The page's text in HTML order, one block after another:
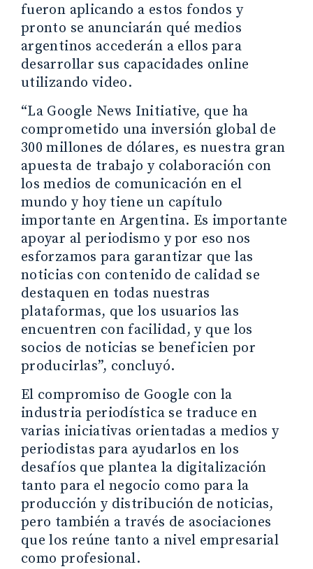
fueron aplicando a estos fondos y
pronto se anunciarán qué medios
argentinos accederán a ellos para
desarrollar sus capacidades online
utilizando video.
“La Google News Initiative, que ha
comprometido una inversión global de
300 millones de dólares, es nuestra gran
apuesta de trabajo y colaboración con
los medios de comunicación en el
mundo y hoy tiene un capítulo
importante en Argentina. Es importante
apoyar al periodismo y por eso nos
esforzamos para garantizar que las
noticias con contenido de calidad se
destaquen en todas nuestras
plataformas, que los usuarios las
encuentren con facilidad, y que los
socios de noticias se beneficien por
producirlas”, concluyó.
El compromiso de Google con la
industria periodística se traduce en
varias iniciativas orientadas a medios y
periodistas para ayudarlos en los
desafíos que plantea la digitalización
tanto para el negocio como para la
producción y distribución de noticias,
pero también a través de asociaciones
que los reúne tanto a nivel empresarial
como profesional.